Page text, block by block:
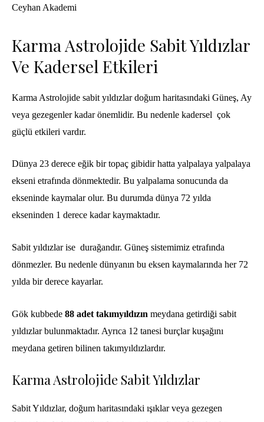
Ceyhan Akademi
Karma Astrolojide Sabit Yıldızlar
Ve Kadersel Etkileri
Karma Astrolojide sabit yıldızlar doğum haritasındaki Güneş, Ay
veya gezegenler kadar önemlidir. Bu nedenle kadersel çok
güçlü etkileri vardır.
Dünya 23 derece eğik bir topaç gibidir hatta yalpalaya yalpalaya
ekseni etrafında dönmektedir. Bu yalpalama sonucunda da
ekseninde kaymalar olur. Bu durumda dünya 72 yılda
ekseninden 1 derece kadar kaymaktadır.
Sabit yıldızlar ise durağandır. Güneş sistemimiz etrafında
dönmezler. Bu nedenle dünyanın bu eksen kaymalarında her 72
yılda bir derece kayarlar.
Gök kubbede 88 adet takımyıldızın meydana getirdiği sabit
yıldızlarbulunmaktadır. Ayrıca 12 tanesi burçlar kuşağını
meydana getiren bilinen takımyıldızlardır.
Karma Astrolojide Sabit Yıldızlar
Sabit Yıldızlar, doğum haritasındaki ışıklar veya gezegen